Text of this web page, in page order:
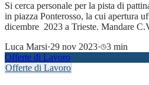
Si cerca personale per la pista di
in piazza Ponterosso, la cui apertura
dicembre 2023 a Trieste. Mandare
Luca Marsi·29 nov 2023·
3 min
Offerte di Lavoro
Offerte di Lavoro